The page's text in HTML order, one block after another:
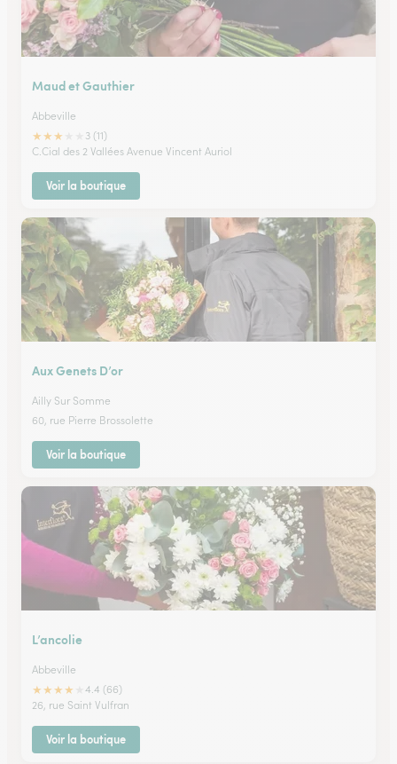
Maud et Gauthier
Abbeville
★★★
3 (11)
C.Cial des 2 Vallées Avenue Vincent Auriol
Voir la boutique
Aux Genets D’or
Ailly Sur Somme
60, rue Pierre Brossolette
Voir la boutique
L’ancolie
Abbeville
★★★★
4.4 (66)
26, rue Saint Vulfran
Voir la boutique